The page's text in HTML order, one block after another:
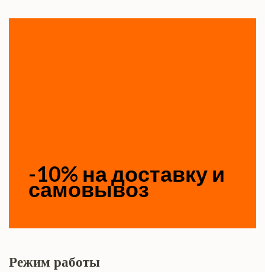
-10% на доставку и
самовывоз
Режим работы